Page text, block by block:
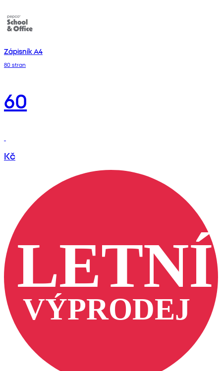
Zápisník A4
80 stran
60
Kč